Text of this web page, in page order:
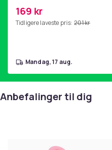
hjemmegymnastikk Pink
169 kr
Tidligere laveste pris: 201 kr
mandag, 17 aug.
Anbefalinger til dig